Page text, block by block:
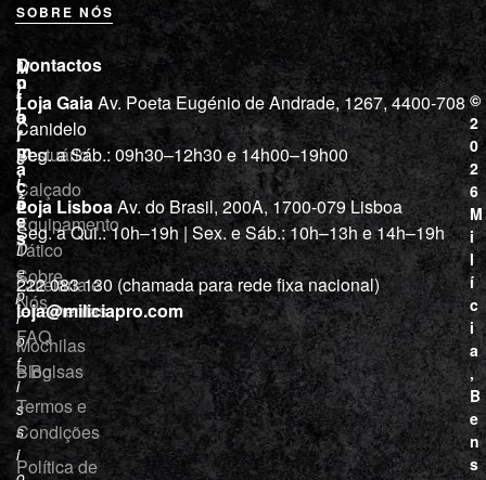
SOBRE NÓS
M
i
l
í
c
i
a
“
D
e
p
r
o
f
i
s
s
i
L
o
j
a
Vestuário
Calçado
Equipamento
Tático
Cutelaria e
ferramentas
Mochilas
e Bolsas
I
n
f
o
r
m
a
ç
õ
e
s
Sobre
Nós
FAQ
Blog
Termos e
Condições
Política de
Contactos
Loja GaiaAv. Poeta Eugénio de Andrade, 1267, 4400-708
Canidelo
Seg. a Sáb.: 09h30–12h30 e 14h00–19h00
Loja LisboaAv. do Brasil, 200A, 1700-079 Lisboa
Seg. a Qui.: 10h–19h | Sex. e Sáb.: 10h–13h e 14h–19h
222 083 130 (chamada para rede fixa nacional)
loja@miliciapro.com
©
2
0
2
6
M
i
l
í
c
i
a
,
B
e
n
s